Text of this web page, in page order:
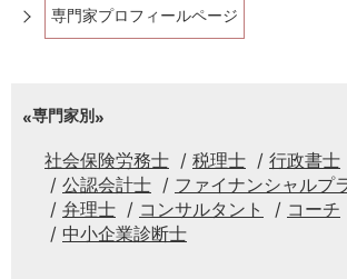
専門家プロフィールページ
専門家別
社会保険労務士 税理士 行政書士
公認会計士
ファイナンシャルプ
弁理士
コンサルタント コーチ
中小企業診断士